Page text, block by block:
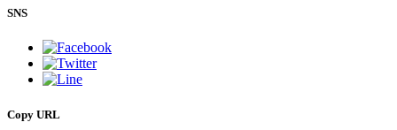
SNS
Copy URL